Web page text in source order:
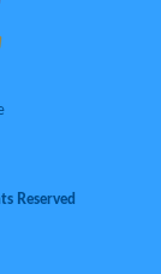
Reserved